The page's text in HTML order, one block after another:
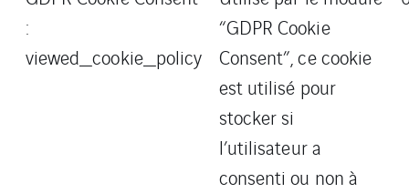
:
viewed_cookie_policy
“GDPR Cookie
Consent”, ce cookie
est utilisé pour
stocker si
l’utilisateur a
consenti ou non à